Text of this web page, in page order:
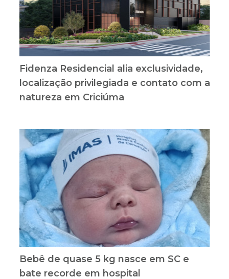
Fidenza Residencial alia exclusividade,
localização privilegiada e contato com a
natureza em Criciúma
Bebê de quase 5 kg nasce em SC e
bate recorde em hospital